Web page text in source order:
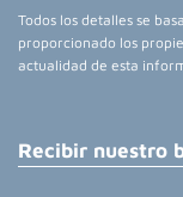
Todos los detalles se
proporcionado los
actualidad de esta
Recibir nuestro